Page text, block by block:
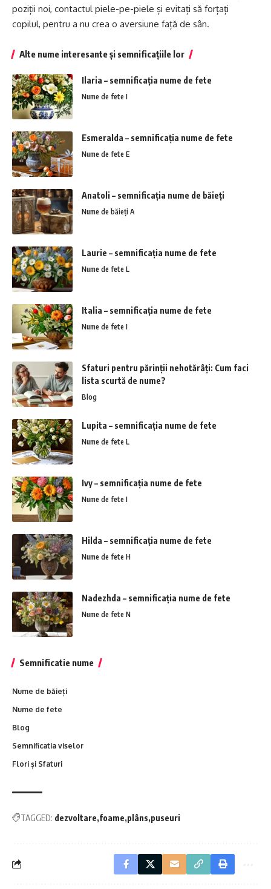
poziții noi, contactul piele-pe-piele și evitați să forțați
copilul, pentru a nu crea o aversiune față de sân.
Alte nume interesante și semnificațiile lor
Ilaria – semnificația nume de fete
Nume de fete I
Esmeralda – semnificația nume de fete
Nume de fete E
Anatoli – semnificația nume de băieți
Nume de băieți A
Laurie – semnificația nume de fete
Nume de fete L
Italia – semnificația nume de fete
Nume de fete I
Sfaturi pentru părinții nehotărâți: Cum faci
lista scurtă de nume?
Blog
Lupita – semnificația nume de fete
Nume de fete L
Ivy – semnificația nume de fete
Nume de fete I
Hilda – semnificația nume de fete
Nume de fete H
Nadezhda – semnificația nume de fete
Nume de fete N
Semnificatie nume
Nume de băieți
Nume de fete
Blog
Semnificatia viselor
Flori și Sfaturi
TAGGED: dezvoltare foame plâns puseuri